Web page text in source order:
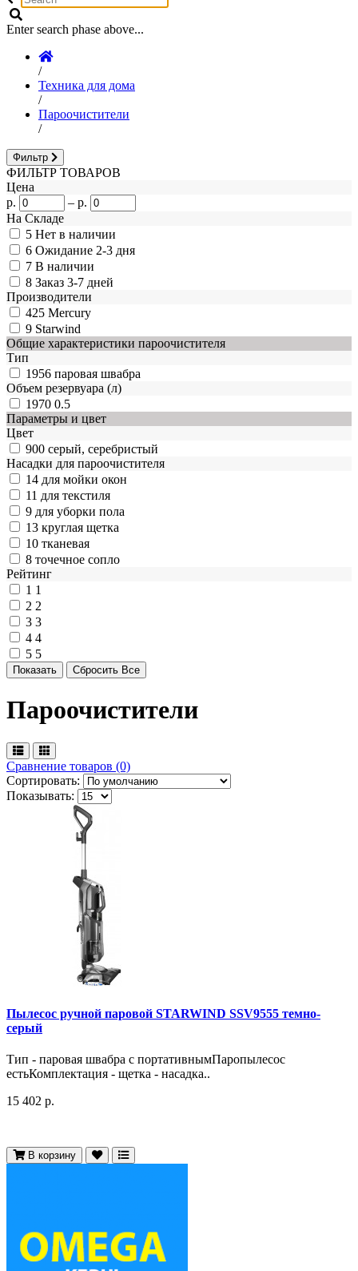
Enter search phase above...
/
Техника для дома
/
Пароочистители
/
Фильтр
ФИЛЬТР ТОВАРОВ
Цена
р.
– р.
На Складе
5 Нет в наличии
6 Ожидание 2-3 дня
7 В наличии
8 Заказ 3-7 дней
Производители
425 Mercury
9 Starwind
Общие характеристики пароочистителя
Тип
1956 паровая швабра
Объем резервуара (л)
1970 0.5
Параметры и цвет
Цвет
900 серый, серебристый
Насадки для пароочистителя
14 для мойки окон
11 для текстиля
9 для уборки пола
13 круглая щетка
10 тканевая
8 точечное сопло
Рейтинг
1 1
2 2
3 3
4 4
5 5
Пароочистители
Сравнение товаров (0)
Сортировать:
Показывать:
Пылесос ручной паровой STARWIND SSV9555 темно-
серый
Тип - паровая швабра с портативнымПаропылесос
естьКомплектация - щетка - насадка..
15 402 р.
В корзину